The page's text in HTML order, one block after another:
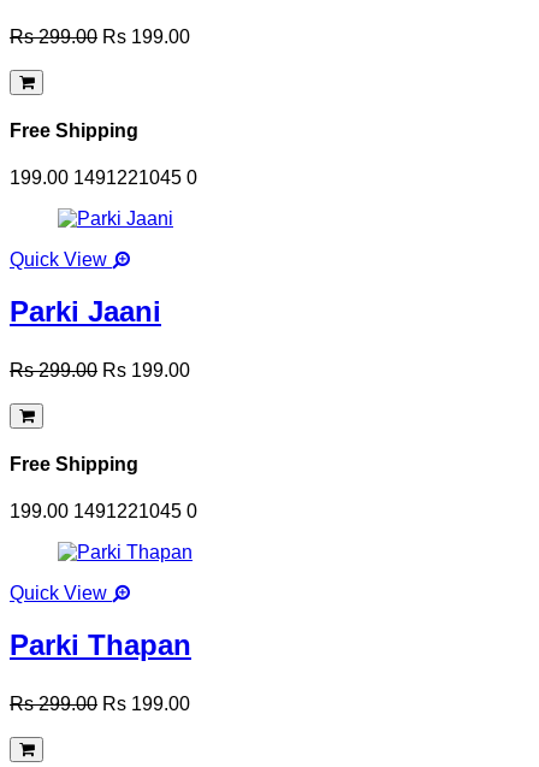
Rs 299.00 Rs 199.00
Free Shipping
199.00 1491221045 0
Quick View
Parki Jaani
Rs 299.00 Rs 199.00
Free Shipping
199.00 1491221045 0
Quick View
Parki Thapan
Rs 299.00 Rs 199.00